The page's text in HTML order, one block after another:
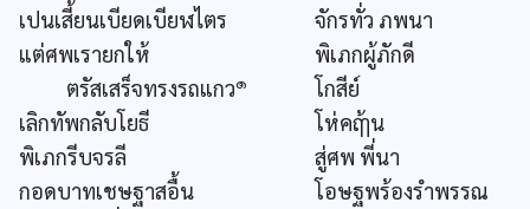
เปนเสี้ยนเบียดเบียฬไตร
จักรทั่ว ภพนา
แต่ศพเรายกให้
พิเภกผู้ภักดี
ตรัสเสร็จทรงรถแกว๑
โกสีย์
เลิกทัพกลับโยธี
โห่คฤ้ๅน
พิเภกรีบจรลี
สู่ศพ พี่นา
กอดบาทเชษฐาสอื้น
โอษฐพร้องรำพรรณ